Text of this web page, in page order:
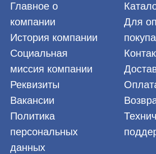
Главное о
компании
История компании
Социальная
миссия компании
Реквизиты
Вакансии
Политика
персональных
данных
Для